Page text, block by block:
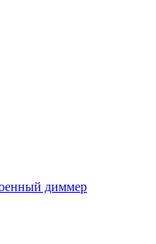
диммер